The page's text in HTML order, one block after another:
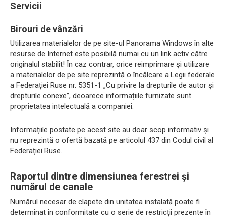
Servicii
Birouri de vânzări
Utilizarea materialelor de pe site-ul Panorama Windows în alte
resurse de Internet este posibilă numai cu un link activ către
originalul stabilit! În caz contrar, orice reimprimare și utilizare
a materialelor de pe site reprezintă o încălcare a Legii federale
a Federației Ruse nr. 5351-1 „Cu privire la drepturile de autor și
drepturile conexe”, deoarece informațiile furnizate sunt
proprietatea intelectuală a companiei.
Informațiile postate pe acest site au doar scop informativ și
nu reprezintă o ofertă bazată pe articolul 437 din Codul civil al
Federației Ruse.
Raportul dintre dimensiunea ferestrei și
numărul de canale
Numărul necesar de clapete din unitatea instalată poate fi
determinat în conformitate cu o serie de restricții prezente în